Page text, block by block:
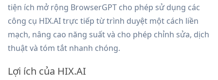
tiện ích mở rộng BrowserGPT cho phép sử dụng các
công cụ HIX.AI trực tiếp từ trình duyệt một cách liền
mạch, nâng cao năng suất và cho phép chỉnh sửa, dịch
thuật và tóm tắt nhanh chóng.
Lợi ích của HIX.AI